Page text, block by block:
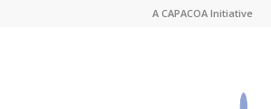
ACAPACOA Initiative